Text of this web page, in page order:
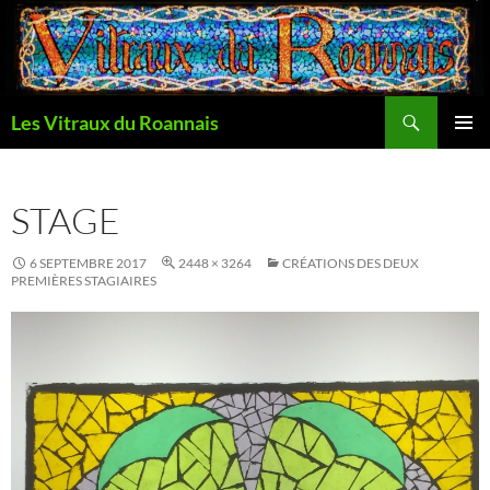
Aller
au
contenu
Les Vitraux du Roannais
STAGE
6 SEPTEMBRE 2017 2448 × 3264
CRÉATIONS DES DEUX
PREMIÈRES STAGIAIRES